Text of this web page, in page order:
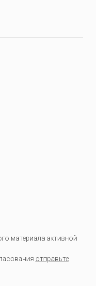
материала активной
отправьте